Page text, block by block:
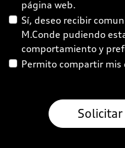
página web.
Sí, deseo recibir
M.Conde pudiendo
comportamiento y
Permito compartir mis